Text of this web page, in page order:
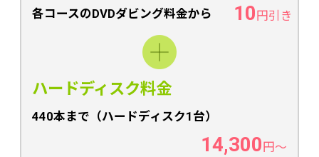
各コースのDVDダビング料金から 10円引き
ハードディスク料金
440本まで（ハードディスク1台）
14,300円〜